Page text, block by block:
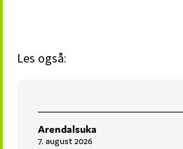
Les også:
Arendalsuka
7. august 2026